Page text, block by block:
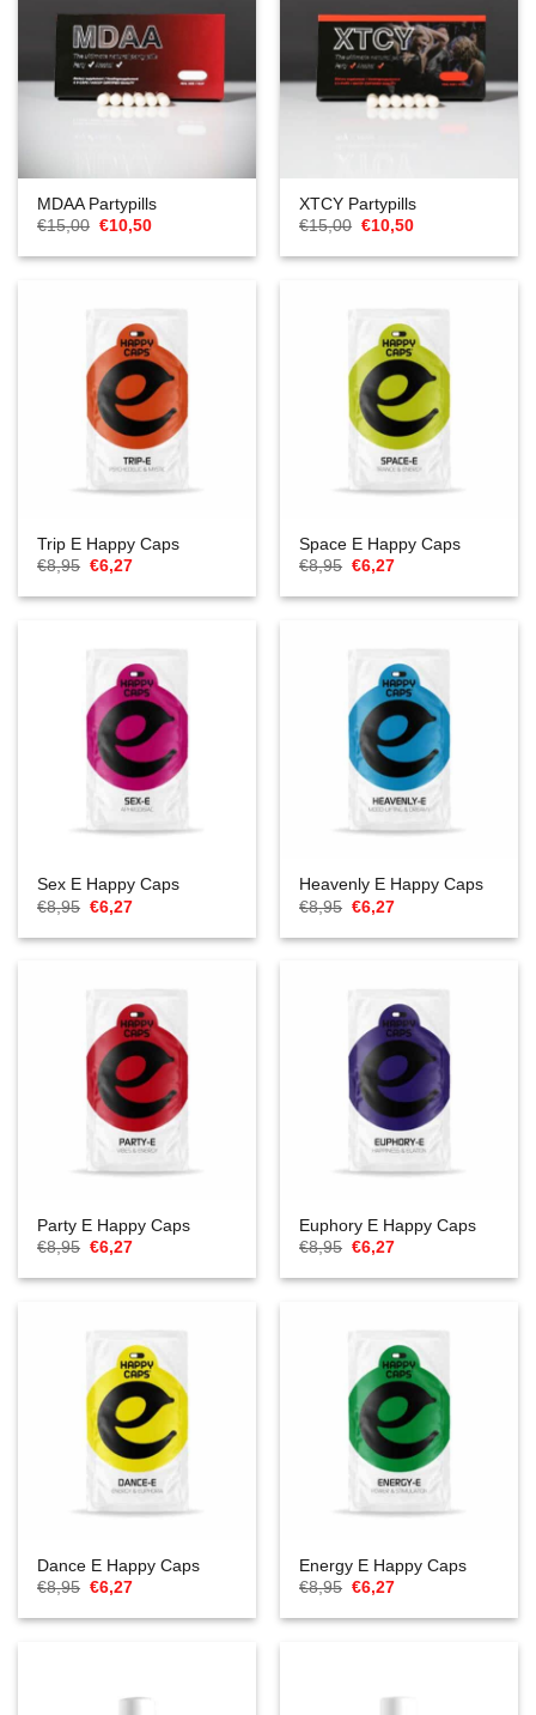
MDAA Partypills
€15,00 Oorspronkelijke
was:
€10,50Huidige
is:
XTCY Partypills
€15,00 Oorspronkelijke
was:
€10,50Huidige
is:
Trip E Happy Caps
€8,95 Oorspronkelijke
was:
€6,27Huidige
is:
Space E Happy Caps
€8,95 Oorspronkelijke
was:
€6,27Huidige
is:
Sex E Happy Caps
€8,95 Oorspronkelijke
prijs
was:
€6,27Huidige
is:
Heavenly E Happy Caps
€8,95 Oorspronkelijke
prijs
was:
€6,27Huidige
is:
Party E Happy Caps
€8,95 Oorspronkelijke
was:
€6,27Huidige
is:
Euphory E Happy Caps
€8,95 Oorspronkelijke
was:
€6,27Huidige
is:
Dance E Happy Caps
€8,95 Oorspronkelijke
was:
€6,27Huidige
is:
Energy E Happy Caps
€8,95 Oorspronkelijke
was:
€6,27Huidige
is: